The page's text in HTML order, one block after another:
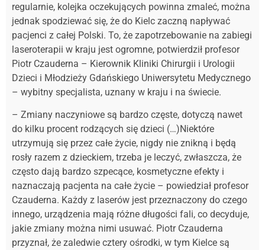
regularnie, kolejka oczekujących powinna zmaleć, można
jednak spodziewać się, że do Kielc zaczną napływać
pacjenci z całej Polski. To, że zapotrzebowanie na zabiegi
laseroterapii w kraju jest ogromne, potwierdził profesor
Piotr Czauderna – Kierownik Kliniki Chirurgii i Urologii
Dzieci i Młodzieży Gdańskiego Uniwersytetu Medycznego
– wybitny specjalista, uznany w kraju i na świecie.
– Zmiany naczyniowe są bardzo częste, dotyczą nawet
do kilku procent rodzących się dzieci (…)Niektóre
utrzymują się przez całe życie, nigdy nie znikną i będą
rosły razem z dzieckiem, trzeba je leczyć, zwłaszcza, że
często dają bardzo szpecące, kosmetyczne efekty i
naznaczają pacjenta na całe życie – powiedział profesor
Czauderna. Każdy z laserów jest przeznaczony do czego
innego, urządzenia mają różne długości fali, co decyduje,
jakie zmiany można nimi usuwać. Piotr Czauderna
przyznał, że zaledwie cztery ośrodki, w tym Kielce są